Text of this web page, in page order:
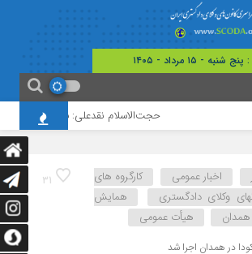
شنبه - ۱۵ مرداد - ۱۴۰۵
حجت‌الاسلام نقدعلی: با وجود
31 اخبار عمومی
کارگروه های
وکلای دادگستری
همایش
همدان هیأت عمومی
در همدان اجرا شد